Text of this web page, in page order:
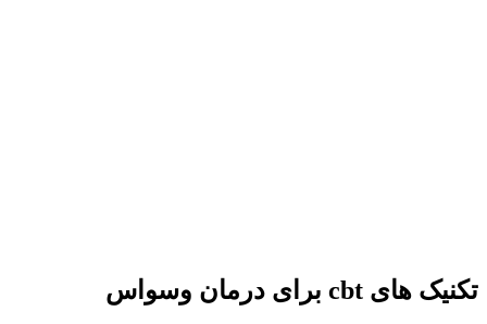
تکنیک‌ های cbt برای درمان وسواس